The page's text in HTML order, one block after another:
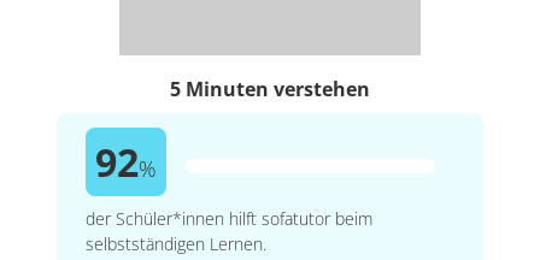
5 Minuten verstehen
92%
der Schüler*innen hilft sofatutor beim
selbstständigen Lernen.